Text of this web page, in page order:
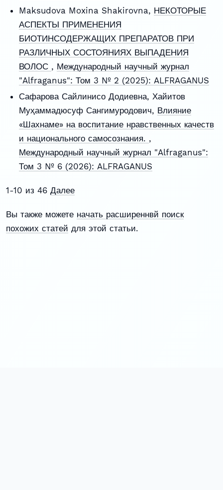
Maksudova Moxina Shakirovna, НЕКОТОРЫЕ
АСПЕКТЫ ПРИМЕНЕНИЯ
БИОТИНСОДЕРЖАЩИХ ПРЕПАРАТОВ ПРИ
РАЗЛИЧНЫХ СОСТОЯНИЯХ ВЫПАДЕНИЯ
ВОЛОС , Международный научный журнал
"Alfraganus": Том 3 № 2 (2025): ALFRAGANUS
Сафарова Сайлинисо Додиевна, Хайитов
Муҳаммадюсуф Сангимуродович, Влияние
«Шахнаме» на воспитание нравственных качеств
и национального самосознания. ,
Международный научный журнал "Alfraganus":
Том 3 № 6 (2026): ALFRAGANUS
1-10 из 46 Далее
Вы также можете начать расширеннвй поиск
похожих статей для этой статьи.